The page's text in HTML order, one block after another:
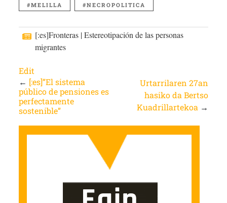
MELILLA NECROPOLITICA
[:es]Fronteras | Estereotipación de las personas
migrantes
Edit
← [:es]”El sistema
público de pensiones es
perfectamente
sostenible”
Urtarrilaren 27an
hasiko da Bertso
Kuadrillartekoa →